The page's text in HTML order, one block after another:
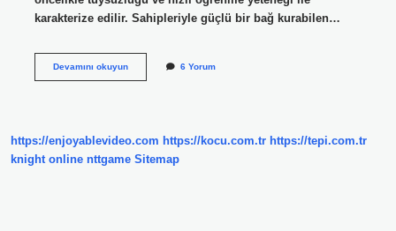
karakterize edilir. Sahipleriyle güçlü bir bağ kurabilen…
Devamını okuyunÇocuklar
6 Yorum
https://enjoyablevideo.com https://kocu.com.tr https://tepi.com.tr
knight online nttgame Sitemap